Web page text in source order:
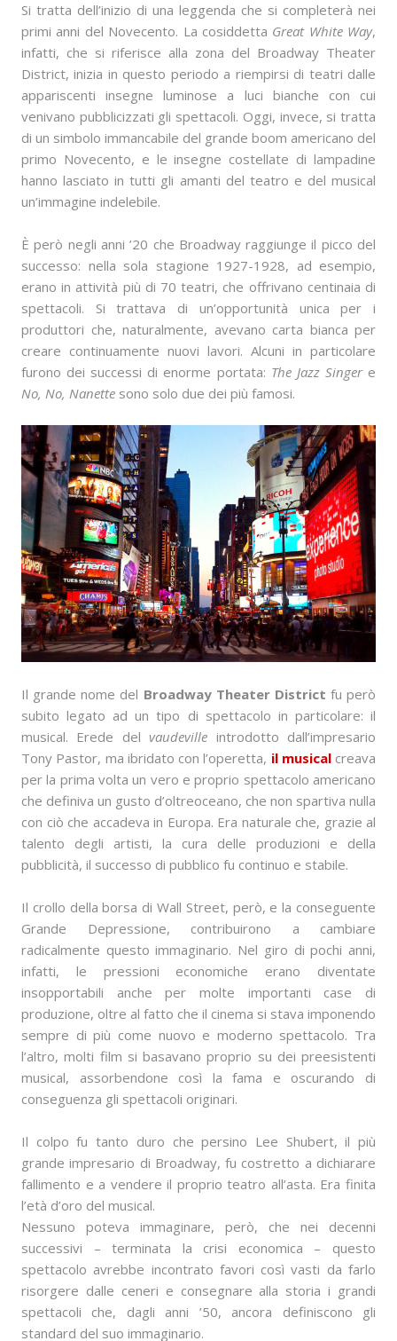
Si tratta dell’inizio di una leggenda che si completerà nei
primi anni del Novecento. La cosiddetta Great White Way,
infatti, che si riferisce alla zona del Broadway Theater
District, inizia in questo periodo a riempirsi di teatri dalle
appariscenti insegne luminose a luci bianche con cui
venivano pubblicizzati gli spettacoli. Oggi, invece, si tratta
di un simbolo immancabile del grande boom americano del
primo Novecento, e le insegne costellate di lampadine
hanno lasciato in tutti gli amanti del teatro e del musical
un’immagine indelebile.
È però negli anni ’20 che Broadway raggiunge il picco del
successo: nella sola stagione 1927-1928, ad esempio,
erano in attività più di 70 teatri, che offrivano centinaia di
spettacoli. Si trattava di un’opportunità unica per i
produttori che, naturalmente, avevano carta bianca per
creare continuamente nuovi lavori. Alcuni in particolare
furono dei successi di enorme portata: The Jazz Singere
No, No, Nanette sono solo due dei più famosi.
Il grande nome del Broadway Theater District fu però
subito legato ad un tipo di spettacolo in particolare: il
musical. Erede delvaudeville introdotto dall’impresario
Tony Pastor, ma ibridato con l’operetta, il musicalcreava
per la prima volta un vero e proprio spettacolo americano
che definiva un gusto d’oltreoceano, che non spartiva nulla
con ciò che accadeva in Europa. Era naturale che, grazie al
talento degli artisti, la cura delle produzioni e della
pubblicità, il successo di pubblico fu continuo e stabile.
Il crollo della borsa di Wall Street, però, e la conseguente
Grande Depressione, contribuirono a cambiare
radicalmente questo immaginario. Nel giro di pochi anni,
infatti, le pressioni economiche erano diventate
insopportabili anche per molte importanti case di
produzione, oltre al fatto che il cinema si stava imponendo
sempre di più come nuovo e moderno spettacolo. Tra
l’altro, molti film si basavano proprio su dei preesistenti
musical, assorbendone così la fama e oscurando di
conseguenza gli spettacoli originari.
Il colpo fu tanto duro che persino Lee Shubert, il più
grande impresario di Broadway, fu costretto a dichiarare
fallimento e a vendere il proprio teatro all’asta. Era finita
l’età d’oro del musical.
Nessuno poteva immaginare, però, che nei decenni
successivi – terminata la crisi economica – questo
spettacolo avrebbe incontrato favori così vasti da farlo
risorgere dalle ceneri e consegnare alla storia i grandi
spettacoli che, dagli anni ’50, ancora definiscono gli
standard del suo immaginario.